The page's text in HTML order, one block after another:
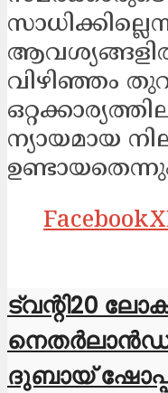
വിഴിഞ്ഞം
ന്യായമായ
FacebookX
ട്വന്റി20
ദുബായ്